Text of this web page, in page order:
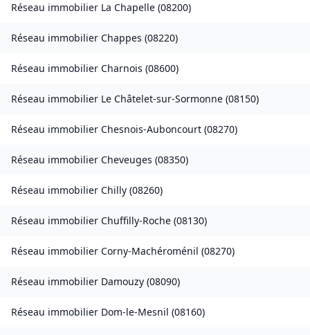
Réseau immobilier La Chapelle (08200)
Réseau immobilier Chappes (08220)
Réseau immobilier Charnois (08600)
Réseau immobilier Le Châtelet-sur-Sormonne (08150)
Réseau immobilier Chesnois-Auboncourt (08270)
Réseau immobilier Cheveuges (08350)
Réseau immobilier Chilly (08260)
Réseau immobilier Chuffilly-Roche (08130)
Réseau immobilier Corny-Machéroménil (08270)
Réseau immobilier Damouzy (08090)
Réseau immobilier Dom-le-Mesnil (08160)